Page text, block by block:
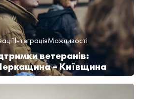
ІнтеграціяМожливості
ветеранів:
– Київщина